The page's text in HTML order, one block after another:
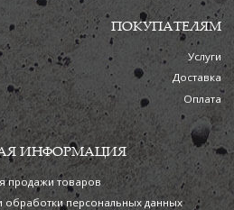
ПОКУПАТЕЛЯМ
Услуги
Доставка
Оплата
ИНФОРМАЦИЯ
продажи товаров
обработки персональных данных